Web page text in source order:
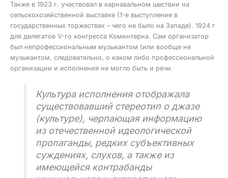
Также в 1923 г. участвовал в карнавальном шествии на
сельскохозяйственной выставке (1-е выступление в
государственных торжествах – чего не было на Западе). 1924 г
для делегатов V-го конгресса Коминтерна. Сам организатор
был непрофессиональным музыкантом (или вообще не
музыкантом, следовательно, о каком либо профессиональной
организации и исполнения не могло быть и речи.
Культура исполнения отображала
существовавший стереотип о джазе
(культуре), черпающая информацию
из отечественной идеологической
пропаганды, редких субъективных
суждениях, слухов, а также из
имеющейся контрабанды